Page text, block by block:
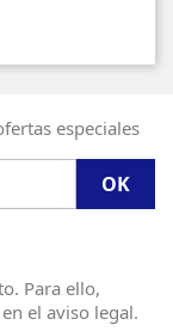
especiales
Para ello,
el aviso legal.